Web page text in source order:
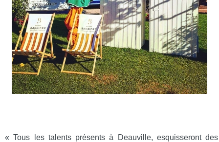
« Tous les talents présents à Deauville, esquisseront des